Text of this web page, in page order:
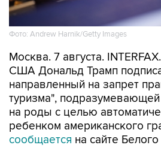
Фото: Andrew Harnik/Getty Images
Москва. 7 августа.
США Дональд Трамп
направленный на запрет
туризма",
на роды с целью
ребенком американского
сообщается на сайте